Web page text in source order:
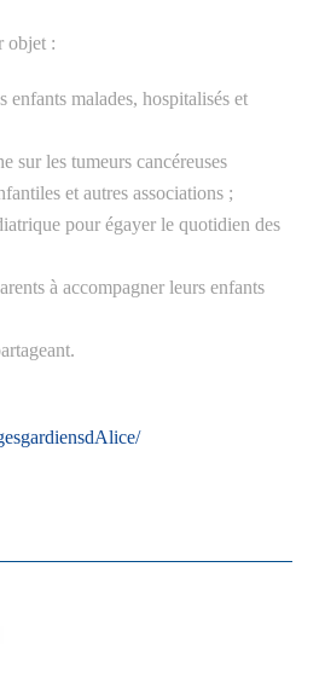
objet :
malades, hospitalisés et
sur les tumeurs cancéreuses
et autres associations ;
pour égayer le quotidien des
à accompagner leurs enfants